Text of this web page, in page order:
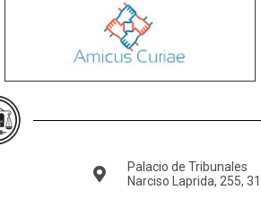
Palacio de Tribunales
Narciso Laprida, 255,